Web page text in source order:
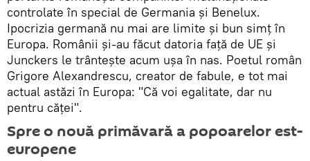
controlate în special de Germania și Benelux.
Ipocrizia germană nu mai are limite și bun simț în
Europa. Românii și-au făcut datoria față de UE și
Junckers le trântește acum ușa în nas. Poetul român
Grigore Alexandrescu, creator de fabule, e tot mai
actual astăzi în Europa: "Că voi egalitate, dar nu
pentru căţei".
Spre o nouă primăvară a popoarelor est-
europene